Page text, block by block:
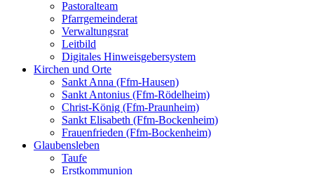
Pastoralteam
Pfarrgemeinderat
Verwaltungsrat
Leitbild
Digitales Hinweisgebersystem
Kirchen und Orte
Sankt Anna (Ffm-Hausen)
Sankt Antonius (Ffm-Rödelheim)
Christ-König (Ffm-Praunheim)
Sankt Elisabeth (Ffm-Bockenheim)
Frauenfrieden (Ffm-Bockenheim)
Glaubensleben
Taufe
Erstkommunion